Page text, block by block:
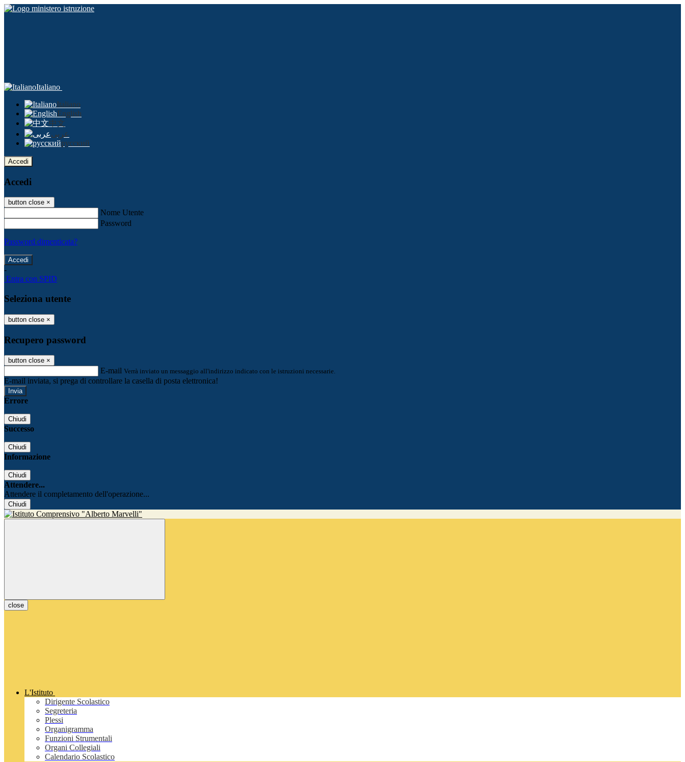
Italiano
Italiano
English
中文
عربى
русский
Accedi
Accedi
button close ×
Nome Utente
Password
Password dimenticata?
-
Entra con SPID
Seleziona utente
button close ×
Recupero password
button close ×
E-mail Verrà inviato un messaggio all'indirizzo indicato con le istruzioni necessarie.
E-mail inviata, si prega di controllare la casella di posta elettronica!
Errore
Chiudi
Successo
Chiudi
Informazione
Chiudi
Attendere...
Attendere il completamento dell'operazione...
Chiudi
close
L'Istituto
Dirigente Scolastico
Segreteria
Plessi
Organigramma
Funzioni Strumentali
Organi Collegiali
Calendario Scolastico